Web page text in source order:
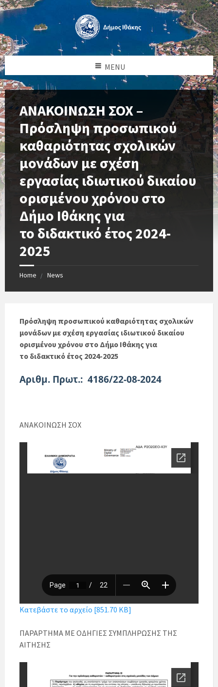
MENU
ΑΝΑΚΟΙΝΩΣΗ ΣΟΧ –
Πρόσληψη προσωπικού
καθαριότητας σχολικών
μονάδων με σχέση
εργασίας ιδιωτικού δικαίου
ορισμένου χρόνου στο
Δήμο Ιθάκης για
το διδακτικό έτος 2024-
2025
Home News
Πρόσληψη προσωπικού καθαριότητας σχολικών
μονάδων με σχέση εργασίας ιδιωτικού δικαίου
ορισμένου χρόνου στο Δήμο Ιθάκης για
το διδακτικό έτος 2024-2025
Αριθμ. Πρωτ.: 4186/22-08-2024
ΑΝΑΚΟΙΝΩΣΗ ΣΟΧ
Κατεβάστε το αρχείο [851.70 KB]
ΠΑΡΑΡΤΗΜΑ ΜΕ ΟΔΗΓΙΕΣ ΣΥΜΠΛΗΡΩΣΗΣ ΤΗΣ
ΑΙΤΗΣΗΣ